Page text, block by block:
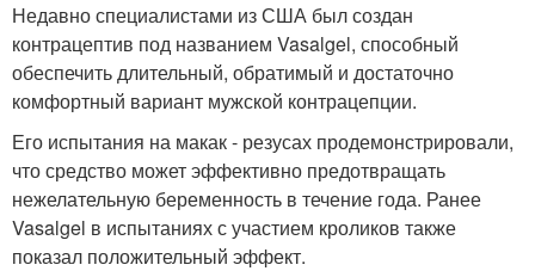
Недавно специалистами из США был создан
контрацептив под названием Vasalgel, способный
обеспечить длительный, обратимый и достаточно
комфортный вариант мужской контрацепции.
Его испытания на макак - резусах продемонстрировали,
что средство может эффективно предотвращать
нежелательную беременность в течение года. Ранее
Vasalgel в испытаниях с участием кроликов также
показал положительный эффект.